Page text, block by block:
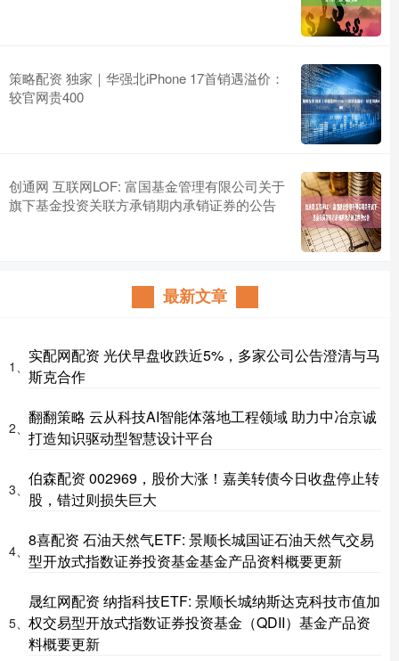
策略配资 独家｜华强北iPhone 17首销遇溢价：
较官网贵400
创通网 互联网LOF: 富国基金管理有限公司关于
旗下基金投资关联方承销期内承销证券的公告
最新文章
1、
实配网配资 光伏早盘收跌近5%，多家公司公告澄清与马
斯克合作
2、
翻翻策略 云从科技AI智能体落地工程领域 助力中冶京诚
打造知识驱动型智慧设计平台
3、
伯森配资 002969，股价大涨！嘉美转债今日收盘停止转
股，错过则损失巨大
4、
8喜配资 石油天然气ETF: 景顺长城国证石油天然气交易
型开放式指数证券投资基金基金产品资料概要更新
5、
晟红网配资 纳指科技ETF: 景顺长城纳斯达克科技市值加
权交易型开放式指数证券投资基金（QDII）基金产品资
料概要更新